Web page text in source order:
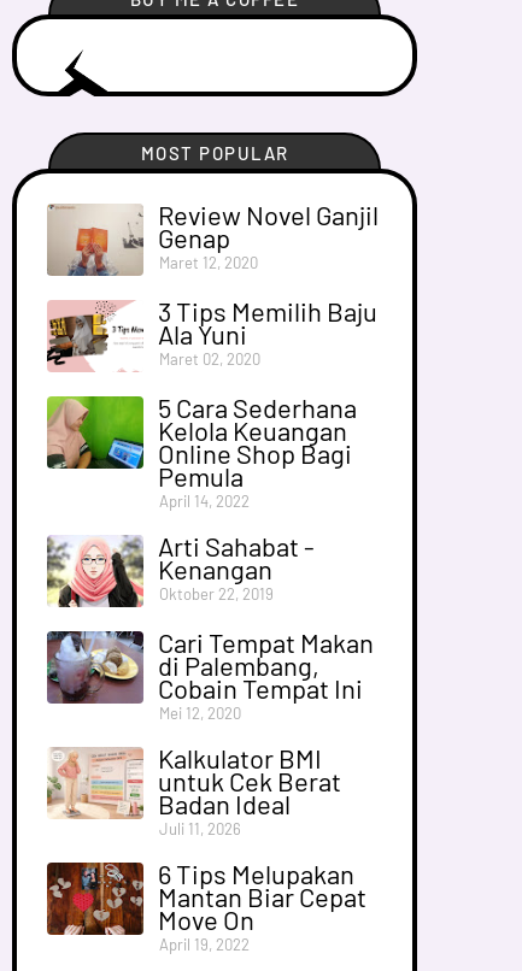
MOST POPULAR
Review Novel Ganjil
Genap
Maret 12, 2020
3 Tips Memilih Baju
Ala Yuni
Maret 02, 2020
5 Cara Sederhana
Kelola Keuangan
Online Shop Bagi
Pemula
April 14, 2022
Arti Sahabat -
Kenangan
Oktober 22, 2019
Cari Tempat Makan
di Palembang,
Cobain Tempat Ini
Mei 12, 2020
Kalkulator BMI
untuk Cek Berat
Badan Ideal
Juli 11, 2026
6 Tips Melupakan
Mantan Biar Cepat
Move On
April 19, 2022